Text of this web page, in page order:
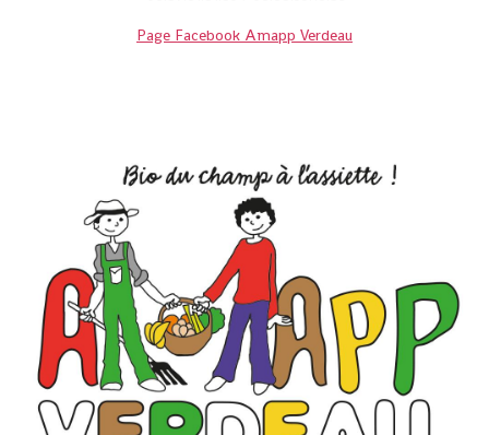
Page Facebook Amapp Verdeau